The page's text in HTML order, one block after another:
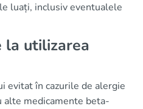
luați, inclusiv eventualele
la utilizarea
evitat în cazurile de alergie
alte medicamente beta-